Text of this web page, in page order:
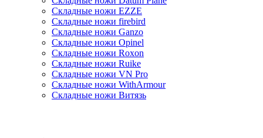
Складные ножи EZZE
Складные ножи firebird
Складные ножи Ganzo
Складные ножи Opinel
Складные ножи Roxon
Складные ножи Ruike
Складные ножи VN Pro
Складные ножи WithArmour
Складные ножи Витязь